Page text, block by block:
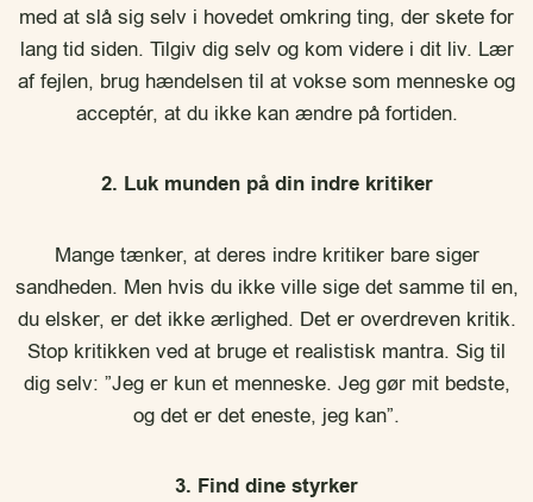
med at slå sig selv i hovedet omkring ting, der skete for
lang tid siden. Tilgiv dig selv og kom videre i dit liv. Lær
af fejlen, brug hændelsen til at vokse som menneske og
acceptér, at du ikke kan ændre på fortiden.
2. Luk munden på din indre kritiker
Mange tænker, at deres indre kritiker bare siger
sandheden. Men hvis du ikke ville sige det samme til en,
du elsker, er det ikke ærlighed. Det er overdreven kritik.
Stop kritikken ved at bruge et realistisk mantra. Sig til
dig selv: ”Jeg er kun et menneske. Jeg gør mit bedste,
og det er det eneste, jeg kan”.
3. Find dine styrker